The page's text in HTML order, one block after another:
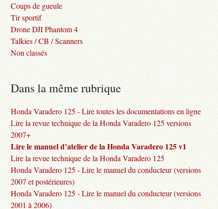
Coups de gueule
Tir sportif
Drone DJI Phantom 4
Talkies / CB / Scanners
Non classés
Dans la même rubrique
Honda Varadero 125 - Lire toutes les documentations en ligne
Lire la revue technique de la Honda Varadero 125 versions
2007+
Lire le manuel d’atelier de la Honda Varadero 125 v1
Lire la revue technique de la Honda Varadero 125
Honda Varadero 125 - Lire le manuel du conducteur (versions
2007 et postérieures)
Honda Varadero 125 - Lire le manuel du conducteur (versions
2001 à 2006)